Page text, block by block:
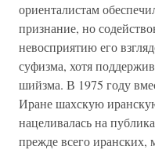
ориенталистам
признание, но
невосприятию его
суфизма, хотя
шийзма. В 1975 году
Иране шахскую
нацеливалась на
прежде всего иранских,